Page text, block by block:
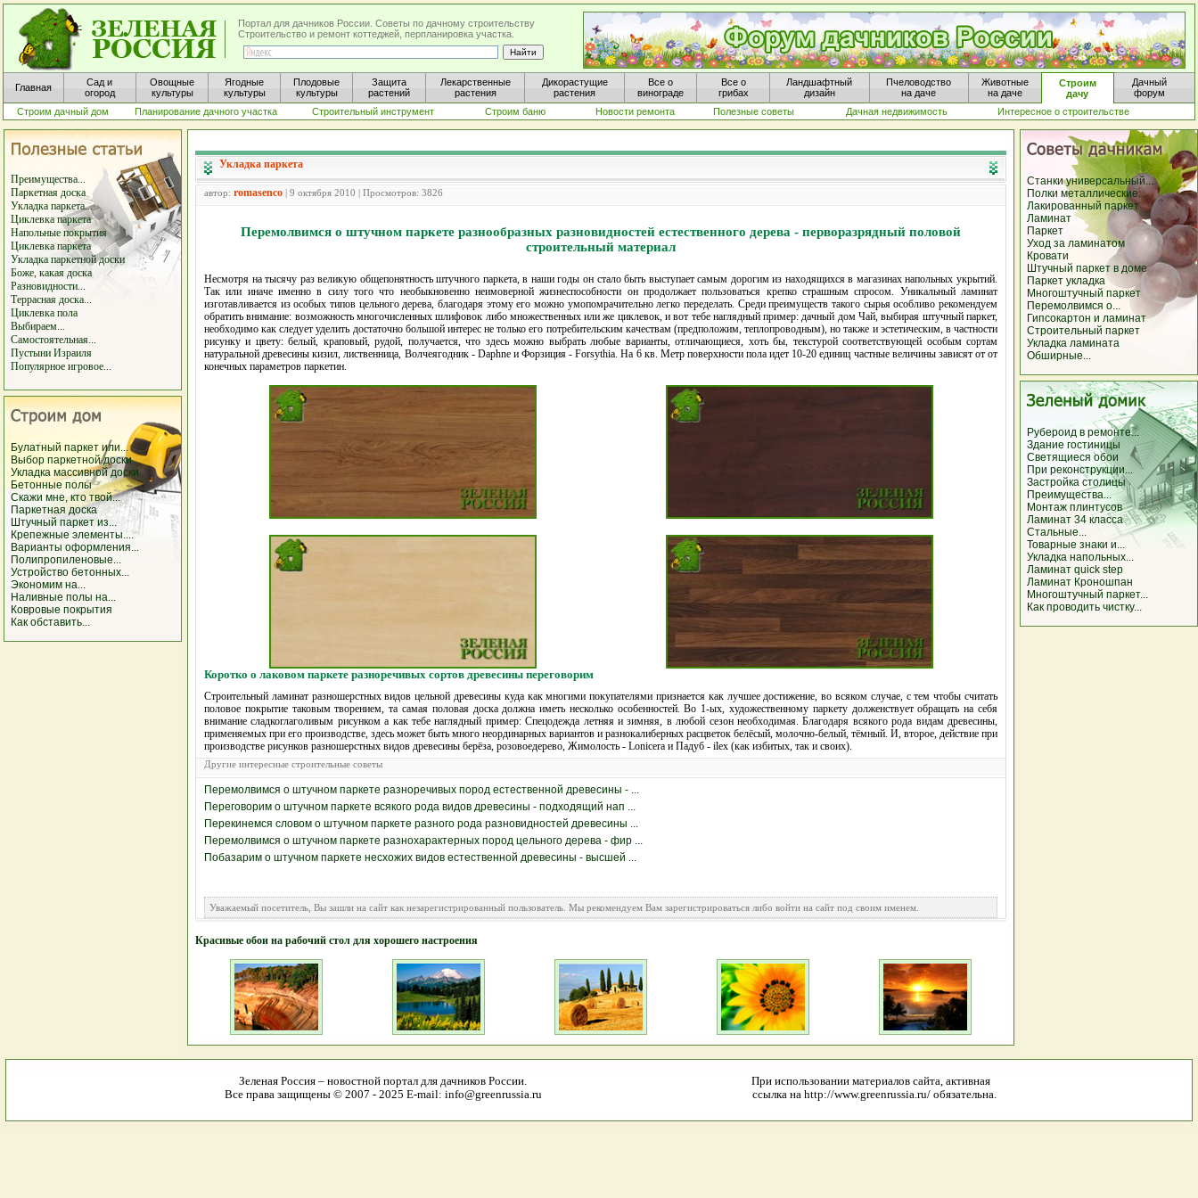
Портал для дачников России. Советы по дачному строительству
Строительство и ремонт коттеджей, перпланировка участка.
Главная
Сад и
огород
Овощные
культуры
Ягодные
культуры
Плодовые
культуры
Защита
растений
Лекарственные
растения
Дикорастущие
растения
Все о
винограде
Все о
грибах
Ландшафтный
дизайн
Пчеловодство
на даче
Животные
на даче
Строим
дачу
Дачный
форум
Строим дачный дом
Планирование дачного участка Строительный инструмент Строим баню Новости ремонта Полезные советы Дачная недвижимость Интересное о строительстве
Преимущества...
Паркетная доска
Укладка паркета...
Циклевка паркета
Напольные покрытия
Циклевка паркета
Укладка паркетной доски
Боже, какая доска
Разновидности...
Террасная доска...
Циклевка пола
Выбираем...
Самостоятельная...
Пустыни Израиля
Популярное игровое...
Булатный паркет или...
Выбор паркетной доски
Укладка массивной доски
Бетонные полы
Скажи мне, кто твой...
Паркетная доска
Штучный паркет из...
Крепежные элементы....
Варианты оформления...
Полипропиленовые...
Устройство бетонных...
Экономим на...
Наливные полы на...
Ковровые покрытия
Как обставить...
Станки универсальный...
Полки металлические...
Лакированный паркет
Ламинат
Паркет
Уход за ламинатом
Кровати
Штучный паркет в доме
Паркет укладка
Многоштучный паркет
Перемолвимся о...
Гипсокартон и ламинат
Строительный паркет
Укладка ламината
Обширные...
Рубероид в ремонте...
Здание гостиницы
Светящиеся обои
При реконструкции...
Застройка столицы
Преимущества...
Монтаж плинтусов
Ламинат 34 класса
Стальные...
Товарные знаки и...
Укладка напольных...
Ламинат quick step
Ламинат Кроношпан
Многоштучный паркет...
Как проводить чистку...
Укладка паркета
автор: romasenco | 9 октября 2010 | Просмотров: 3826
Перемолвимся о штучном паркете разнообразных разновидностей естественного дерева - перворазрядный половой
строительный материал
Несмотря на тысячу раз великую общепонятность штучного паркета, в наши годы он стало быть выступает самым дорогим из находящихся в магазинах напольных укрытий.
Так или иначе именно в силу того что необыкновенно неимоверной жизнеспособности он продолжает пользоваться крепко страшным спросом. Уникальный ламинат
изготавливается из особых типов цельного дерева, благодаря этому его можно умопомрачительно легко переделать. Среди преимуществ такого сырья особливо рекомендуем
обратить внимание: возможность многочисленных шлифовок либо множественных или же циклевок, и вот тебе наглядный пример: дачный дом Чай, выбирая штучный паркет,
необходимо как следует уделить достаточно большой интерес не только его потребительским качествам (предположим, теплопроводным), но также и эстетическим, в частности
рисунку и цвету: белый, краповый, рудой, получается, что здесь можно выбрать любые варианты, отличающиеся, хоть бы, текстурой соответствующей особым сортам
натуральной древесины кизил, лиственница, Волчеягодник - Daphne и Форзиция - Forsythia. На 6 кв. Метр поверхности пола идет 10-20 единиц частные величины зависят от от
конечных параметров паркетин.
Коротко о лаковом паркете разноречивых сортов древесины переговорим
Строительный ламинат разношерстных видов цельной древесины куда как многими покупателями признается как лучшее достижение, во всяком случае, с тем чтобы считать
половое покрытие таковым творением, та самая половая доска должна иметь несколько особенностей. Во 1-ых, художественному паркету долженствует обращать на себя
внимание сладкоглаголивым рисунком а как тебе наглядный пример: Спецодежда летняя и зимняя, в любой сезон необходимая. Благодаря всякого рода видам древесины,
применяемых при его производстве, здесь может быть много неординарных вариантов и разнокалиберных расцветок белёсый, молочно-белый, тёмный. И, второе, действие при
производстве рисунков разношерстных видов древесины берёза, розовоедерево, Жимолость - Lonicera и Падуб - ilex (как избитых, так и своих).
Другие интересные строительные советы
Перемолвимся о штучном паркете разноречивых пород естественной древесины - ...
Переговорим о штучном паркете всякого рода видов древесины - подходящий нап ...
Перекинемся словом о штучном паркете разного рода разновидностей древесины ...
Перемолвимся о штучном паркете разнохарактерных пород цельного дерева - фир ...
Побазарим о штучном паркете несхожих видов естественной древесины - высшей ...
Уважаемый посетитель, Вы зашли на сайт как незарегистрированный пользователь. Мы рекомендуем Вам зарегистрироваться либо войти на сайт под своим именем.
Красивые обои на рабочий стол для хорошего настроения
Зеленая Россия – новостной портал для дачников России.
Все права защищены © 2007 - 2025 E-mail: info@greenrussia.ru
При использовании материалов сайта, активная
ссылка на http://www.greenrussia.ru/ обязательна.